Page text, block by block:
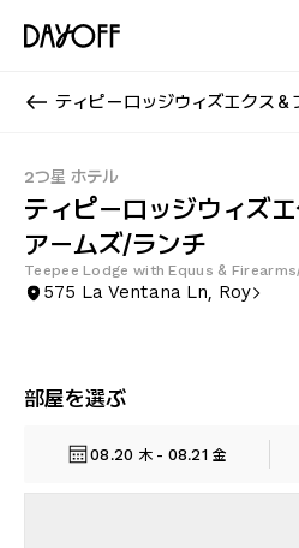
ティピーロッジウィズエクス
2つ星 ホテル
ティピーロッジウィズ
アームズ/ランチ
Teepee Lodge with Equus &
575 La Ventana Ln, Roy
部屋を選ぶ
08.20 木 - 08.21 金